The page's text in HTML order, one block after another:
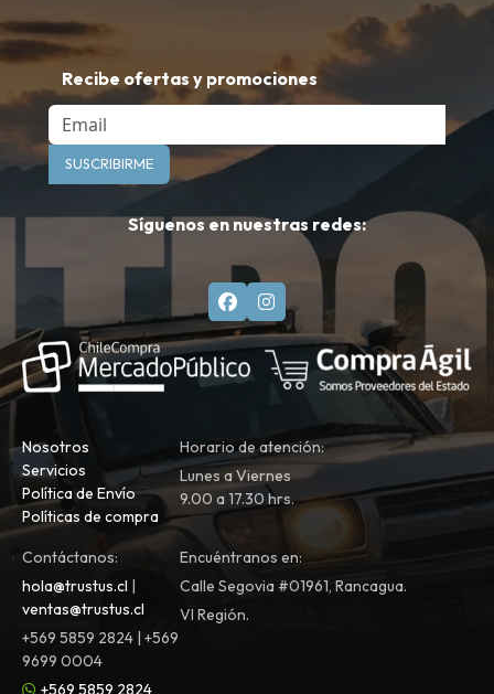
Recibe ofertas y promociones
Email
SUSCRIBIRME
Síguenos en nuestras redes:
Nosotros
Servicios
Política de Envío
Políticas de compra
Horario de atención:
Lunes a Viernes
9.00 a 17.30 hrs.
Contáctanos:
hola@trustus.cl |
ventas@trustus.cl
+569 5859 2824 | +569
9699 0004
+569 5859 2824
Encuéntranos en:
Calle Segovia #01961, Rancagua.
VI Región.